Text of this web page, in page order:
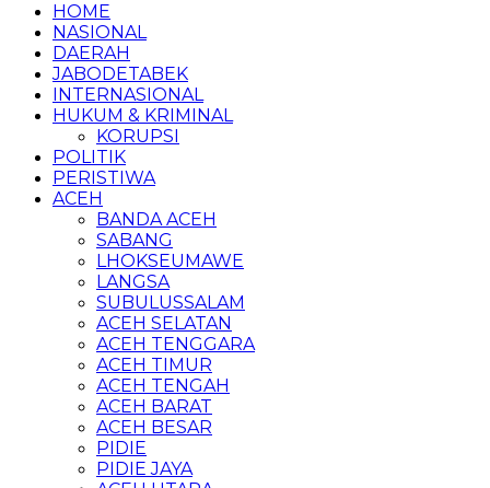
HOME
NASIONAL
DAERAH
JABODETABEK
INTERNASIONAL
HUKUM & KRIMINAL
KORUPSI
POLITIK
PERISTIWA
ACEH
BANDA ACEH
SABANG
LHOKSEUMAWE
LANGSA
SUBULUSSALAM
ACEH SELATAN
ACEH TENGGARA
ACEH TIMUR
ACEH TENGAH
ACEH BARAT
ACEH BESAR
PIDIE
PIDIE JAYA